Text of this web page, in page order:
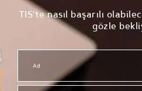
TIS'te nasıl başarılı
gözle